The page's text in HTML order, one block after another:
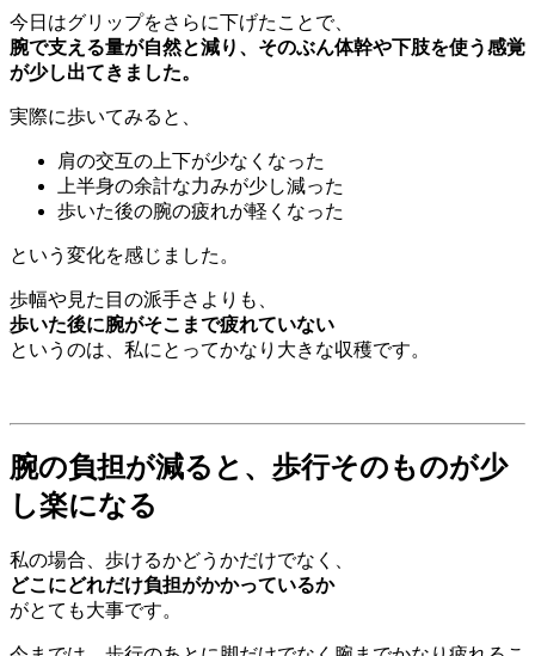
今日はグリップをさらに下げたことで、
腕で支える量が自然と減り、そのぶん体幹や下肢を使う感覚
が少し出てきました。
実際に歩いてみると、
肩の交互の上下が少なくなった
上半身の余計な力みが少し減った
歩いた後の腕の疲れが軽くなった
という変化を感じました。
歩幅や見た目の派手さよりも、
歩いた後に腕がそこまで疲れていない
というのは、私にとってかなり大きな収穫です。
腕の負担が減ると、歩行そのものが少
し楽になる
私の場合、歩けるかどうかだけでなく、
どこにどれだけ負担がかかっているか
がとても大事です。